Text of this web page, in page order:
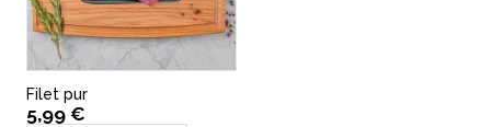
Filet pur
5,99 €